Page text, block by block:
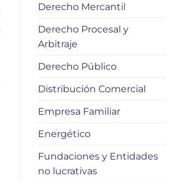
Derecho Mercantil
Derecho Procesal y
Arbitraje
Derecho Público
Distribución Comercial
Empresa Familiar
Energético
Fundaciones y Entidades
no lucrativas